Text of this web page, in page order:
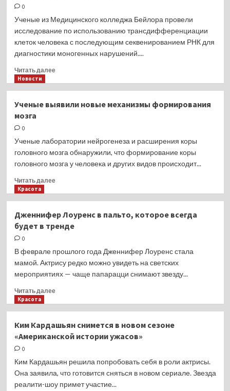
экструзия
эпителиальных
клеток
в дыхательных
путях
0
Ученые из Медицинского колледжа Бейлора провели
исследование по использованию трансдифференциации
клеток человека с последующим секвенированием РНК для
диагностики моногенных нарушений....
Читать далееПрочитать
предложили
генетических
заболеваний
Новости
Ученые выявили новые механизмы формирования
мозга
0
Ученые лаборатории нейрогенеза и расширения коры
головного мозга обнаружили, что формирование коры
головного мозга у человека и других видов происходит...
Читать далееПрочитать
выявили
новые
мозга
Красота
Дженнифер Лоуренс в пальто, которое всегда
будет в тренде
0
В феврале прошлого года Дженнифер Лоуренс стала
мамой. Актрису редко можно увидеть на светских
мероприятиях — чаще папарацци снимают звезду...
Читать далееПрочитать
Лоуренс
в
всегда
будет
в
Красота
Ким Кардашьян снимется в новом сезоне
«Американской истории ужасов»
0
Ким Кардашьян решила попробовать себя в роли актрисы.
Она заявила, что готовится сняться в новом сериале. Звезда
реалити-шоу примет участие...